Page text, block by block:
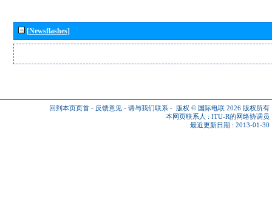
[Newsflashes]
回到本页页首 - 反馈意见 - 请与我们联系 - 版权 © 国际电联 2026 版权所有
本网页联系人 : ITU-R的网络协调员
最近更新日期 : 2013-01-30